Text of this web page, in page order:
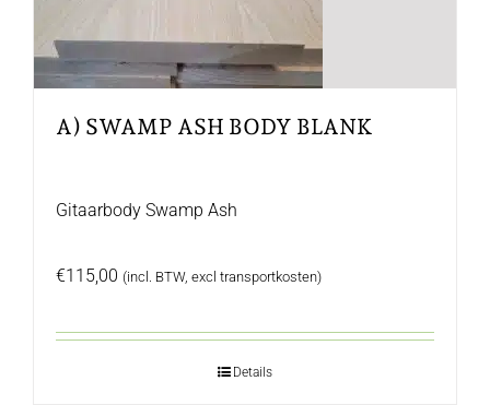
A) SWAMP ASH BODY BLANK
Gitaarbody Swamp Ash
€115,00 (incl. BTW, excl transportkosten)
Details